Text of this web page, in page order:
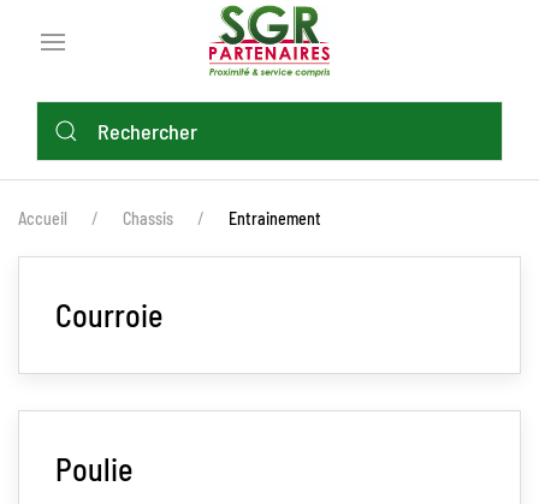
principal
FIL
D'ARIANE
Accueil Chassis Entrainement
Courroie
Poulie